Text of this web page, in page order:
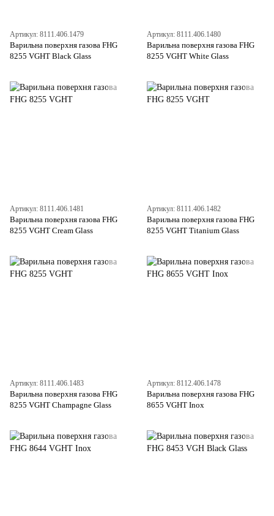
Артикул: 8111.406.1479
Варильна поверхня газова FHG
8255 VGHT Black Glass
Артикул: 8111.406.1480
Варильна поверхня газова FHG
8255 VGHT White Glass
Артикул: 8111.406.1481
Варильна поверхня газова FHG
8255 VGHT Cream Glass
Артикул: 8111.406.1482
Варильна поверхня газова FHG
8255 VGHT Titanium Glass
Артикул: 8111.406.1483
Варильна поверхня газова FHG
8255 VGHT Champagne Glass
Артикул: 8112.406.1478
Варильна поверхня газова FHG
8655 VGHT Inox